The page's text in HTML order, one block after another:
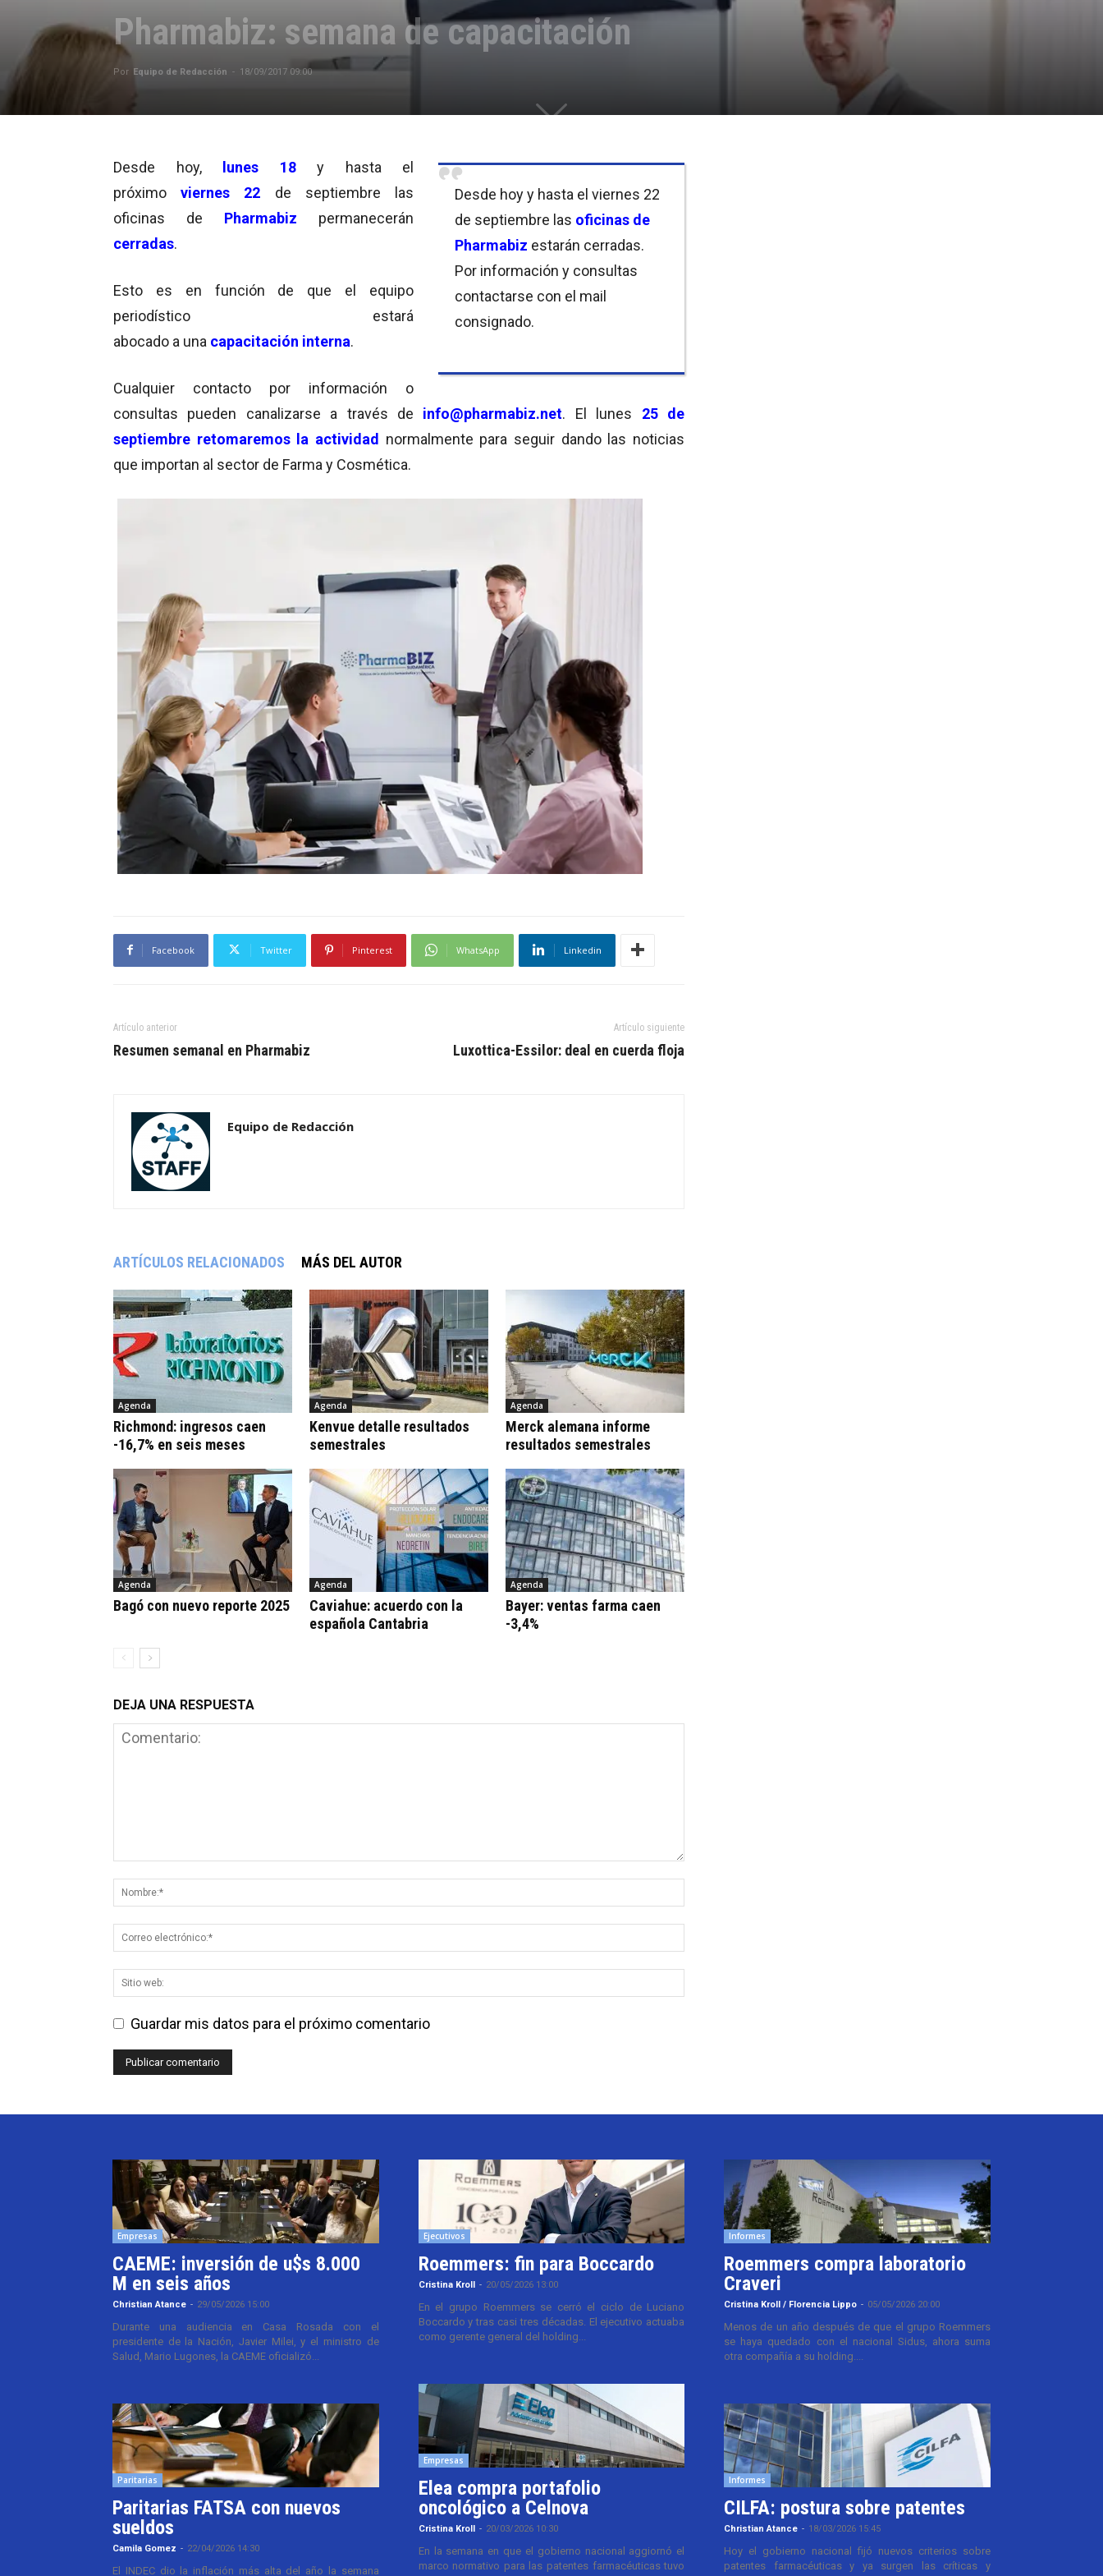
Pharmabiz: semana de capacitación
Por Equipo de Redacción - 18/09/2017 09:00
Desde hoy y hasta el viernes 22
de septiembre las oficinas de
Pharmabiz estarán cerradas.
Por información y consultas
contactarse con el mail
consignado.
Desde hoy,lunes 18
y hasta el
próximoviernes 22 de septiembre las
oficinas de Pharmabiz permanecerán
cerradas.
Esto es en función de que el equipo
periodístico estará
abocado a una capacitación interna.
Cualquier contacto por información o
consultas pueden canalizarse a través de
info@pharmabiz.net. El lunes 25 de
septiembre retomaremos la actividad normalmente para seguir dando las noticias
que importan al sector de Farma y Cosmética.
Facebook Twitter Pinterest WhatsApp Linkedin
Artículo anterior
Resumen semanal en Pharmabiz
Artículo siguiente
Luxottica-Essilor: deal en cuerda floja
Equipo de Redacción
ARTÍCULOS RELACIONADOS MÁS DEL AUTOR
Agenda
Richmond: ingresos caen
-16,7% en seis meses
Agenda
Kenvue detalle resultados
semestrales
Agenda
Merck alemana informe
resultados semestrales
Agenda
Bagó con nuevo reporte 2025
Agenda
Caviahue: acuerdo con la
española Cantabria
Agenda
Bayer: ventas farma caen
-3,4%
DEJA UNA RESPUESTA
Guardar mis datos para el próximo comentario
Empresas
CAEME: inversión de u$s 8.000
M en seis años
Christian Atance - 29/05/2026 15:00
Durante una audiencia en Casa Rosada con el
presidente de la Nación, Javier Milei, y el ministro de
Salud, Mario Lugones, la CAEME oficializó...
Paritarias
Paritarias FATSA con nuevos
sueldos
Camila Gomez - 22/04/2026 14:30
El INDEC dio la inflación más alta del año la semana
Ejecutivos
Roemmers: fin para Boccardo
Cristina Kroll - 20/05/2026 13:00
En el grupo Roemmers se cerró el ciclo de Luciano
Boccardo y tras casi tres décadas. El ejecutivo actuaba
como gerente general del holding...
Empresas
Elea compra portafolio
oncológico a Celnova
Cristina Kroll - 20/03/2026 10:30
En la semana en que el gobierno nacional aggiornó el
marco normativo para las patentes farmacéuticas tuvo
Informes
Roemmers compra laboratorio
Craveri
Cristina Kroll / Florencia Lippo - 05/05/2026 20:00
Menos de un año después de que el grupo Roemmers
se haya quedado con el nacional Sidus, ahora suma
otra compañía a su holding....
Informes
CILFA: postura sobre patentes
Christian Atance - 18/03/2026 15:45
Hoy el gobierno nacional fijó nuevos criterios sobre
patentes farmacéuticas y ya surgen las críticas y